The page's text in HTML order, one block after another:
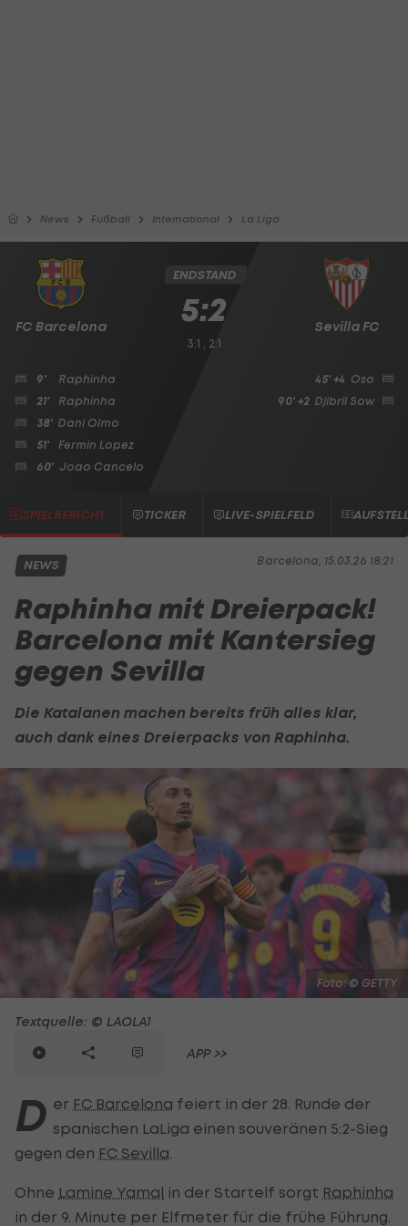
News Fußball International La Liga
FC Barcelona Sevilla FC
ENDSTAND
5:2
3:1 , 2:1
9'
Raphinha
21'
Raphinha
38' Dani Olmo
51'
Fermin Lopez
60' Joao Cancelo
45' +4 Oso
90' +2 Djibril Sow
SPIELBERICHT TICKER LIVE-SPIELFELD
Barcelona, 15.03.26 18:21
NEWS
Raphinha mit Dreierpack!
Barcelona mit Kantersieg
gegen Sevilla
Die Katalanen machen bereits früh alles klar,
auch dank eines Dreierpacks von Raphinha.
Foto: © GETTY
Textquelle: © LAOLA1
APP >>
D er FC Barcelona feiert in der 28. Runde der
spanischen LaLiga einen souveränen 5:2-Sieg
gegen den FC Sevilla
Ohne Lamine Yamal in der Startelf sorgt Raphinha
in der 9. Minute per Elfmeter für die frühe Führung.